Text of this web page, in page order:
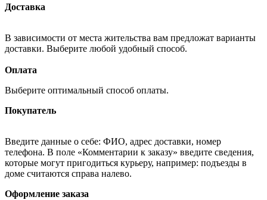
Доставка
В зависимости от места жительства вам предложат варианты
доставки. Выберите любой удобный способ.
Оплата
Выберите оптимальный способ оплаты.
Покупатель
Введите данные о себе: ФИО, адрес доставки, номер
телефона. В поле «Комментарии к заказу» введите сведения,
которые могут пригодиться курьеру, например: подъезды в
доме считаются справа налево.
Оформление заказа